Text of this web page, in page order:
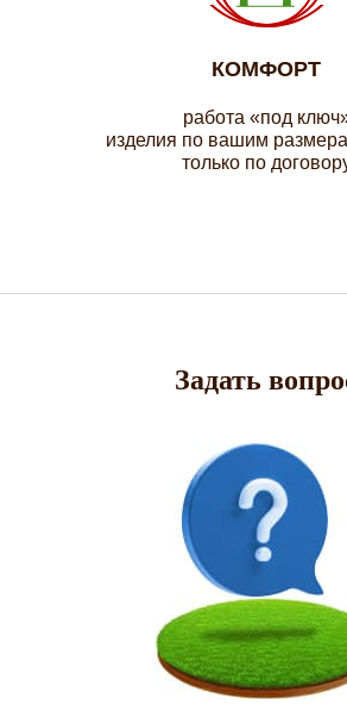
КОМФОРТ
работа «под
изделия по вашим
только по
Задать